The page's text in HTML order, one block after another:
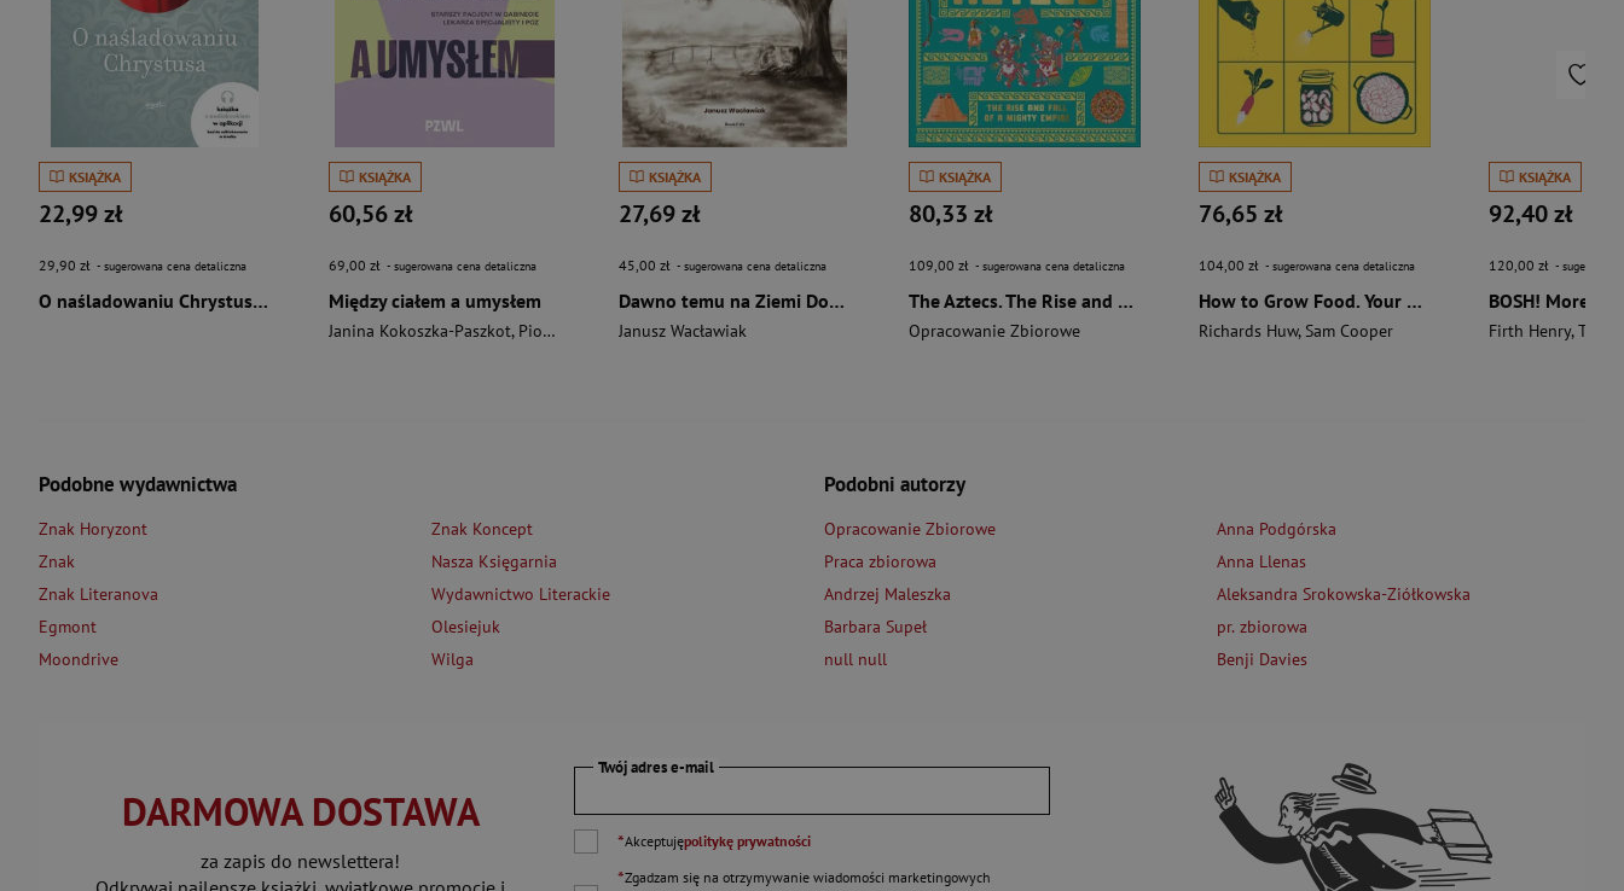
KSIĄŻKA
22,99 zł
29,90 zł - sugerowana cena detaliczna
O naśladowaniu Chrystusa wyd. 2026
KSIĄŻKA
60,56 zł
69,00 zł - sugerowana cena detaliczna
Między ciałem a umysłem
Janina Kokoszka-Paszkot, Piotr Wierzbiński
KSIĄŻKA
27,69 zł
45,00 zł - sugerowana cena detaliczna
Dawno temu na Ziemi Dobrzyńskiej
Janusz Wacławiak
KSIĄŻKA
80,33 zł
109,00 zł - sugerowana cena detaliczna
The Aztecs. The Rise and Fall of a Mighty Empire
Opracowanie Zbiorowe
KSIĄŻKA
76,65 zł
104,00 zł - sugerowana cena detaliczna
How to Grow Food. Your Crop-by-Crop Guide to Growing, Cooking, & Preserving
Richards Huw, Sam Cooper
KSIĄŻKA
92,40 zł
120,00 zł -
Firth Henry,
Podobne wydawnictwa
Znak Horyzont
Znak
Znak Literanova
Egmont
Moondrive
Znak Koncept
Nasza Księgarnia
Wydawnictwo Literackie
Olesiejuk
Wilga
Podobni autorzy
Opracowanie Zbiorowe
Praca zbiorowa
Andrzej Maleszka
Barbara Supeł
null null
Anna Podgórska
Anna Llenas
Aleksandra Srokowska-Ziółkowska
pr. zbiorowa
Benji Davies
DARMOWA DOSTAWA
za zapis do newslettera!
Twój adres e-mail
*Akceptujępolitykę prywatności
*Zgadzam się na otrzymywanie wiadomości marketingowych